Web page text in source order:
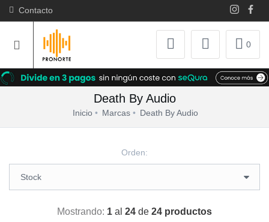
Contacto
0
Death By Audio
Inicio Marcas Death By Audio
Orden:
Mostrando: 1 al 24 de 24 productos